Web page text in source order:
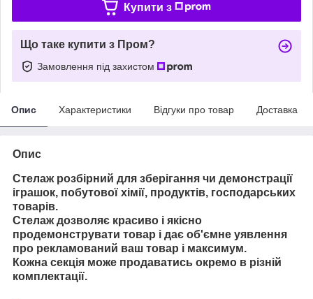
Купити з
Що таке купити з Пром?
Замовлення під захистом
Опис Характеристики Відгуки про товар Доставка
Опис
Стелаж розбірний для зберігання чи демонстрації
іграшок, побутової хімії, продуктів, господарських
товарів.
Стелаж дозволяє красиво і якісно
продемонструвати товар і дає об'ємне уявлення
про рекламований ваш товар і максимум.
Кожна секція може продаватись окремо в різній
комплектації.